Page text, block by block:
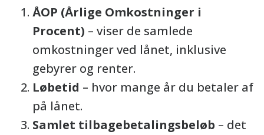
ÅOP (Årlige Omkostninger i
Procent) – viser de samlede
omkostninger ved lånet, inklusive
gebyrer og renter.
Løbetid – hvor mange år du betaler af
på lånet.
Samlet tilbagebetalingsbeløb – det